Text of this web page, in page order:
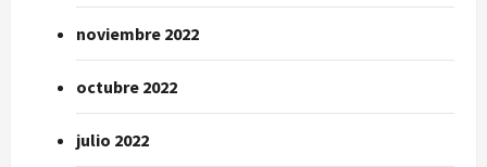
noviembre 2022
octubre 2022
julio 2022